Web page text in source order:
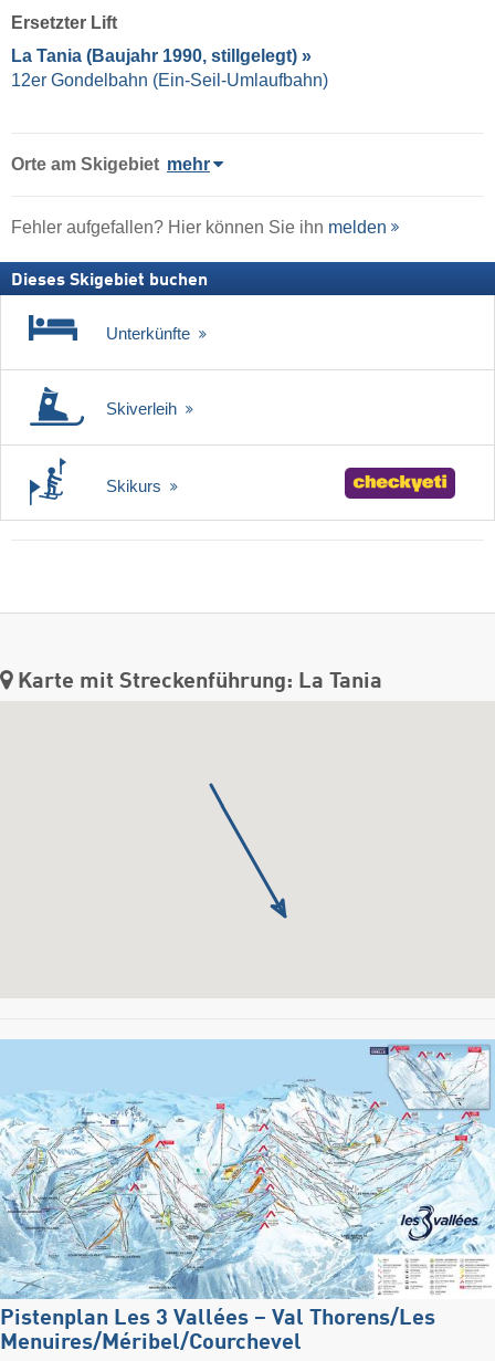
Ersetzter Lift
La Tania (Baujahr 1990, stillgelegt) »
12er Gondelbahn (Ein-Seil-Umlaufbahn)
Orte am Skigebiet mehr
Fehler aufgefallen? Hier können Sie ihn melden
Dieses Skigebiet buchen
Unterkünfte
Skiverleih
Skikurs
Karte mit Streckenführung: La Tania
Pistenplan Les 3 Vallées – Val Thorens/​Les
Menuires/​Méribel/​Courchevel